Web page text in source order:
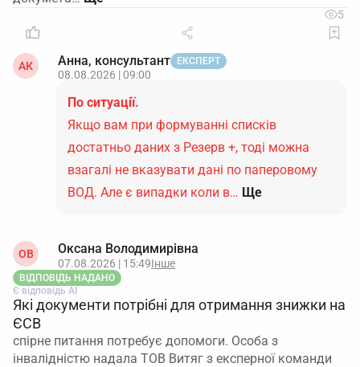
5
АК Анна, консультант ЕКСПЕРТ
08.08.2026 | 09:00
По ситуації.
Якщо вам при формуванні списків
достатньо даних з Резерв +, тоді можна
взагалі не вказувати дані по паперовому
ВОД. Але є випадки коли в… Ще
ОВ Оксана Володимирівна
07.08.2026 | 15:49Інше
ВІДПОВІДЬ НАДАНО
Є відповідь АІ
Які документи потрібні для отримання знижки на
ЄСВ
спірне питання потребує допомоги. Особа з
інвалідністю надала ТОВ Витяг з експерної команди